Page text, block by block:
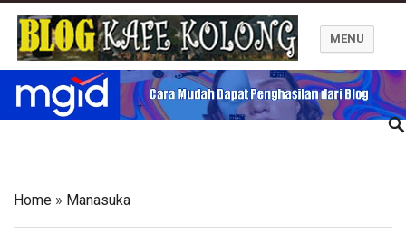
Blog Kafe Kolong
MENU
Home » Manasuka